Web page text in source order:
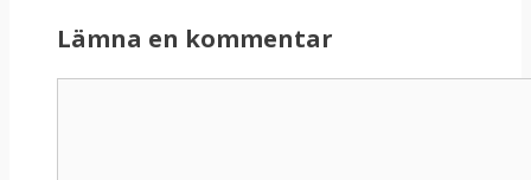
Lämna en kommentar